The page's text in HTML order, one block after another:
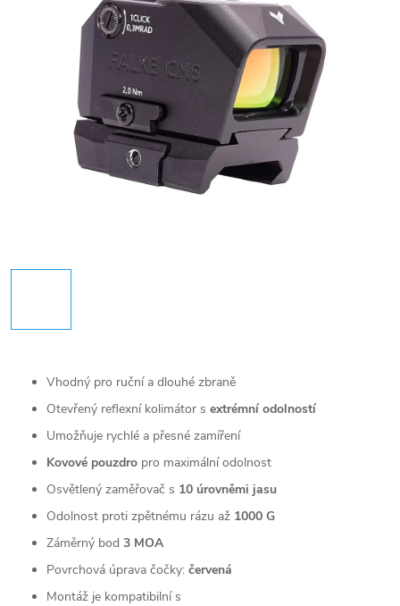
Vhodný pro ruční a dlouhé zbraně
Otevřený reflexní kolimátor s extrémní odolností
Umožňuje rychlé a přesné zamíření
Kovové pouzdro pro maximální odolnost
Osvětlený zaměřovač s 10 úrovněmi jasu
Odolnost proti zpětnému rázu až 1000 G
Záměrný bod 3 MOA
Povrchová úprava čočky: červená
Montáž je kompatibilní s